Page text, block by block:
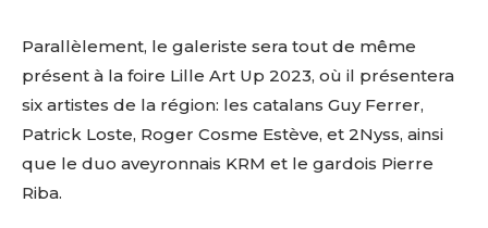
Parallèlement, le galeriste sera tout de même
présent à la foire Lille Art Up 2023, où il présentera
six artistes de la région: les catalans Guy Ferrer,
Patrick Loste, Roger Cosme Estève, et 2Nyss, ainsi
que le duo aveyronnais KRM et le gardois Pierre
Riba.